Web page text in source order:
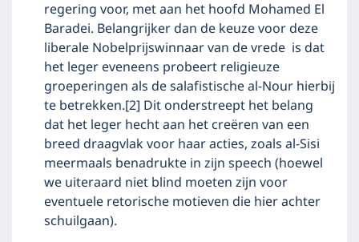
regering voor, met aan het hoofd Mohamed El
Baradei. Belangrijker dan de keuze voor deze
liberale Nobelprijswinnaar van de vrede is dat
het leger eveneens probeert religieuze
groeperingen als de salafistische al-Nour hierbij
te betrekken.[2] Dit onderstreept het belang
dat het leger hecht aan het creëren van een
breed draagvlak voor haar acties, zoals al-Sisi
meermaals benadrukte in zijn speech (hoewel
we uiteraard niet blind moeten zijn voor
eventuele retorische motieven die hier achter
schuilgaan).